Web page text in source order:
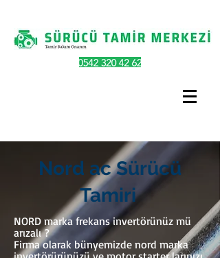
Nord ac Sürücü
Tamiri
NORD marka frekans invertörünüz mü
arızalı ?
Firma olarak bünyemizde nord marka